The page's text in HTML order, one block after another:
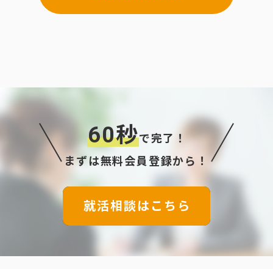
60秒で完了！
まずは無料会員登録から！
就活相談はこちら